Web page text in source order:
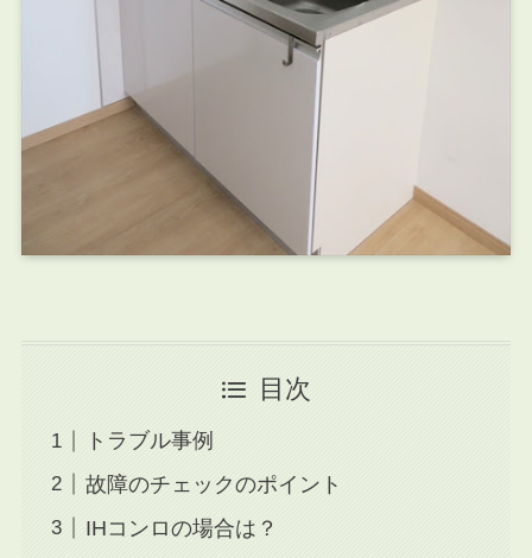
目次
トラブル事例
故障のチェックのポイント
IHコンロの場合は？